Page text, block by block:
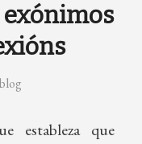
exónimos
blog
estableza que